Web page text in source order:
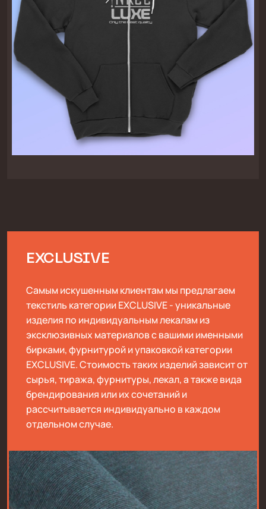
EXCLUSIVE
Самым искушенным клиентам мы предлагаем
текстиль категории EXCLUSIVE - уникальные
изделия по индивидуальным лекалам из
эксклюзивных материалов с вашими именными
бирками, фурнитурой и упаковкой категории
EXCLUSIVE. Стоимость таких изделий зависит от
сырья, тиража, фурнитуры, лекал, а также вида
брендирования или их сочетаний и
рассчитывается индивидуально в каждом
отдельном случае.